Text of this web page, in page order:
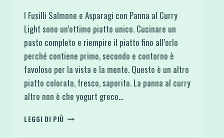
I Fusilli Salmone e Asparagi con Panna al Curry
Light sono un’ottimo piatto unico. Cucinare un
pasto completo e riempire il piatto fino all’orlo
perché contiene primo, secondo e contorno è
favoloso per la vista e la mente. Questo è un altro
piatto colorato, fresco, saporito. La panna al curry
altro non è che yogurt greco…
LEGGI DI PIÙ FUSILLI